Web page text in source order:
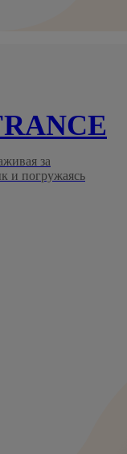
за
и погружаясь